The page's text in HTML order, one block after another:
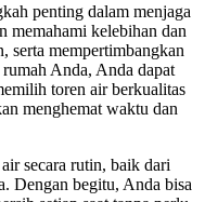
penting dalam menjaga
memahami kelebihan dan
serta mempertimbangkan
Anda, Anda dapat
toren air berkualitas
menghemat waktu dan
secara rutin, baik dari
Dengan begitu, Anda bisa